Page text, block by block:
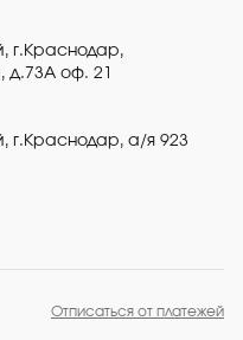
г.Краснодар,
д.73А оф. 21
г.Краснодар, а/я 923
Отписаться от платежей